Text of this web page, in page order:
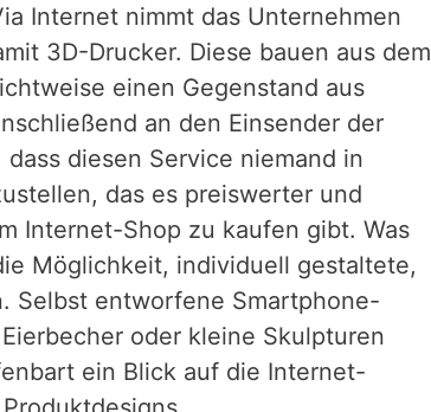
Internet nimmt das Unternehmen
3D-Drucker. Diese bauen aus dem
einen Gegenstand aus
an den Einsender der
diesen Service niemand in
das es preiswerter und
Internet-Shop zu kaufen gibt. Was
Möglichkeit, individuell gestaltete,
Selbst entworfene Smartphone-
oder kleine Skulpturen
ein Blick auf die Internet-